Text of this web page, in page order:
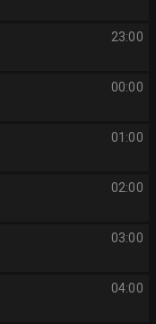
23:00
00:00
01:00
02:00
03:00
04:00